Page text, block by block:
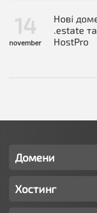
14
november
Нові
.estate
HostPro
Домени
Хостинг